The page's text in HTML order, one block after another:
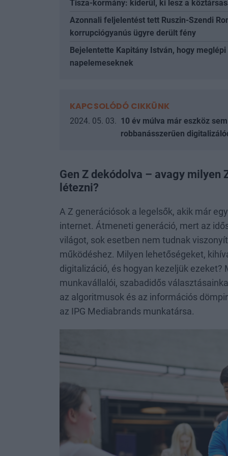
Tisza-kormány: kiderül, ki lesz a
Azonnali feljelentést tett Ruszin-Szendi
korrupciógyanús ügyre derült fény
Bejelentette Kapitány István, hogy
napelemeseknek
KAPCSOLÓDÓ CIKKÜNK
2024. 05. 03. 10 év múlva már eszköz
robbanásszerűen
Gen Z dekódolva – avagy
létezni?
A Z generációsok a legelsők, akik már
internet. Átmeneti generáció, mert az
világot, sok esetben nem tudnak
működéshez. Milyen lehetőségeket,
digitalizáció, és hogyan kezeljük
munkavállalói, szabadidős
az algoritmusok és az információs
az IPG Mediabrands munkatársa.